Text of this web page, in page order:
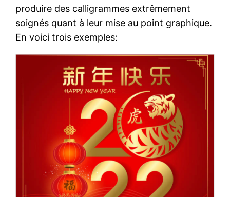
produire des calligrammes extrêmement
soignés quant à leur mise au point graphique.
En voici trois exemples: